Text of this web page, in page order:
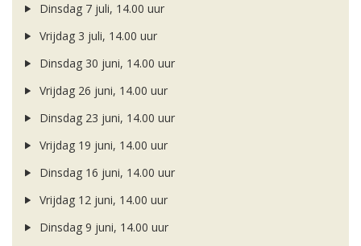
Dinsdag 7 juli, 14.00 uur
Vrijdag 3 juli, 14.00 uur
Dinsdag 30 juni, 14.00 uur
Vrijdag 26 juni, 14.00 uur
Dinsdag 23 juni, 14.00 uur
Vrijdag 19 juni, 14.00 uur
Dinsdag 16 juni, 14.00 uur
Vrijdag 12 juni, 14.00 uur
Dinsdag 9 juni, 14.00 uur